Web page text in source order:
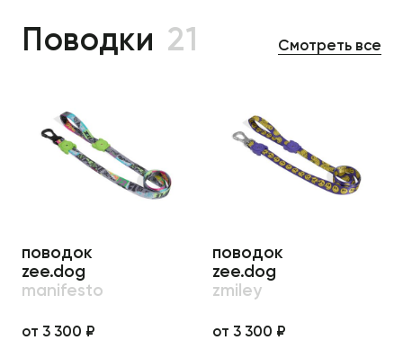
Поводки 21 Смотреть все
поводок
zee.dog
manifesto
от 3 300 ₽
поводок
zee.dog
zmiley
от 3 300 ₽